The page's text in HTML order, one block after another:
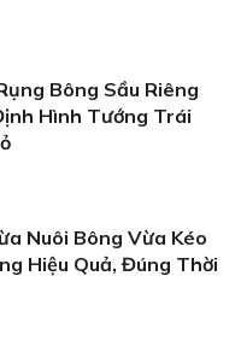
Bông Sầu Riêng
Hình Tướng Trái
Nuôi Bông Vừa Kéo
Hiệu Quả, Đúng Thời